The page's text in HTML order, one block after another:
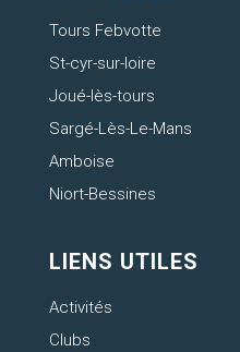
Tours Febvotte
St-cyr-sur-loire
Joué-lès-tours
Sargé-Lès-Le-Mans
Amboise
Niort-Bessines
LIENS UTILES
Activités
Clubs